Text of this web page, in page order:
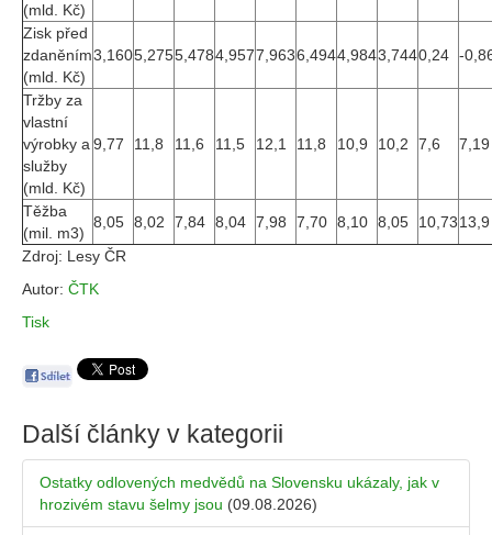
(mld. Kč)
Zisk před
zdaněním
(mld. Kč)
3,1605,2755,4784,9577,9636,4944,9843,7440,24 -
Tržby za
vlastní
výrobky a
služby
(mld. Kč)
9,77 11,8 11,6 11,5 12,1 11,8 10,9 10,2 7,6 7,19
Těžba
(mil. m3)
8,05 8,02 7,84 8,04 7,98 7,70 8,10 8,05 10,7313,9
Zdroj: Lesy ČR
Autor: ČTK
Tisk
Další články v kategorii
Ostatky odlovených medvědů na Slovensku ukázaly, jak v
hrozivém stavu šelmy jsou (09.08.2026)